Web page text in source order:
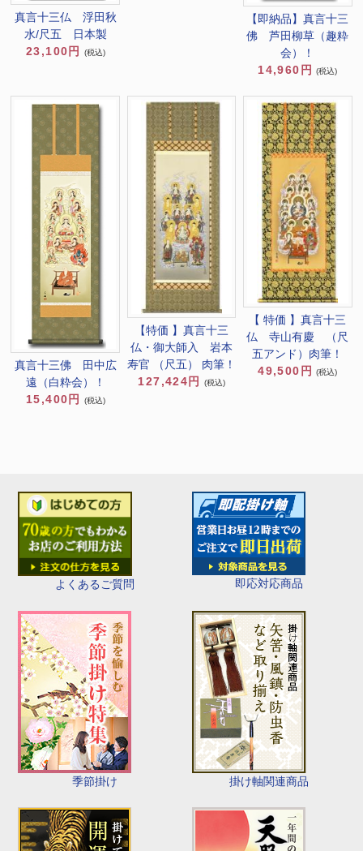
よくあるご質問 即応対応商品
季節掛け 掛け軸関連商品
真言十三仏 浮田秋
水/尺五 日本製
23,100円
(税込)
【即納品】真言十三
佛 芦田柳草（趣粋
会）！
14,960円
(税込)
真言十三佛 田中広
遠（白粋会）！
15,400円
(税込)
【特価 】真言十三
仏・御大師入 岩本
寿官 （尺五） 肉筆！
127,424円
(税込)
【 特価 】真言十三
仏 寺山有慶 （尺
五アンド）肉筆！
49,500円
(税込)